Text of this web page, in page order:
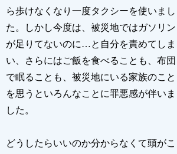
ら歩けなくなり一度タクシーを使いまし
た。しかし今度は、被災地ではガソリン
が足りてないのに…と自分を責めてしま
い、さらにはご飯を食べることも、布団
で眠ることも、被災地にいる家族のこと
を思うといろんなことに罪悪感が伴いま
した。
どうしたらいいのか分からなくて頭がこ